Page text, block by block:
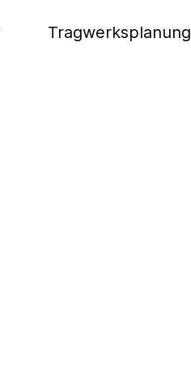
Tragwerksplanung